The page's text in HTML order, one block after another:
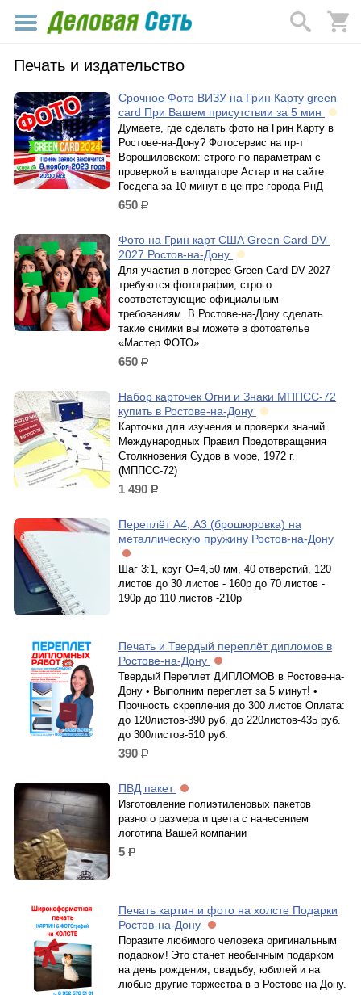
Печать и издательство
Срочное Фото ВИЗУ на Грин Карту green
card При Вашем присутствии за 5 мин
Думаете, где сделать фото на Грин Карту в
Ростове-на-Дону? Фотосервис на пр-т
Ворошиловском: строго по параметрам с
проверкой в валидаторе Астар и на сайте
Госдепа за 10 минут в центре города РнД
650 р.
Фото на Грин карт США Green Card DV-
2027 Ростов-на-Дону
Для участия в лотерее Green Card DV-2027
требуются фотографии, строго
соответствующие официальным
требованиям. В Ростове-на-Дону сделать
такие снимки вы можете в фотоателье
«Мастер ФОТО».
650 р.
Набор карточек Огни и Знаки МППСС-72
купить в Ростове-на-Дону
Карточки для изучения и проверки знаний
Международных Правил Предотвращения
Столкновения Судов в море, 1972 г.
(МППСС-72)
1 490 р.
Переплёт А4, А3 (брошюровка) на
металлическую пружину Ростов-на-Дону
Шаг 3:1, круг O=4,50 мм, 40 отверстий, 120
листов до 30 листов - 160р до 70 листов -
190р до 110 листов -210р
Печать и Твердый переплёт дипломов в
Ростове-на-Дону
Твердый Переплет ДИПЛОМОВ в Ростове-на-
Дону • Выполним переплет за 5 минут! •
Прочность скрепления до 300 листов Оплата:
до 120листов-390 руб. до 220листов-435 руб.
до 300листов-510 руб.
390 р.
ПВД пакет
Изготовление полиэтиленовых пакетов
разного размера и цвета с нанесением
логотипа Вашей компании
5 р.
Печать картин и фото на холсте Подарки
Ростов-на-Дону
Поразите любимого человека оригинальным
подарком! Это станет необычным подарком
на день рождения, свадьбу, юбилей и на
любые другие торжества в в Ростове-на-Дону.